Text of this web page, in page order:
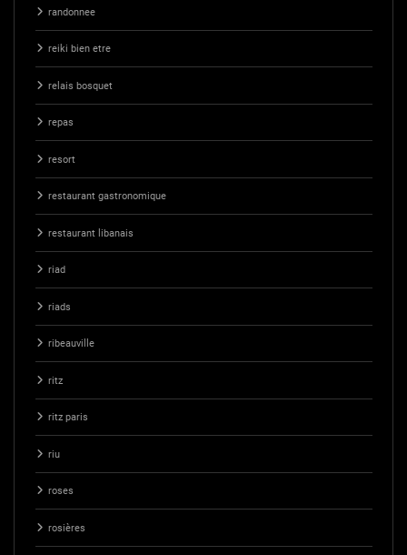
randonnee
reiki bien etre
relais bosquet
repas
resort
restaurant gastronomique
restaurant libanais
riad
riads
ribeauville
ritz
ritz paris
riu
roses
rosières